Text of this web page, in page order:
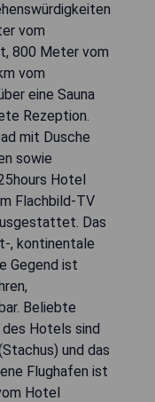
vom
800 Meter vom
vom
eine Sauna
Rezeption.
mit Dusche
sowie
Hotel
Flachbild-TV
Das
, kontinentale
Gegend ist
Beliebte
Hotels sind
und das
Flughafen ist
Hotel